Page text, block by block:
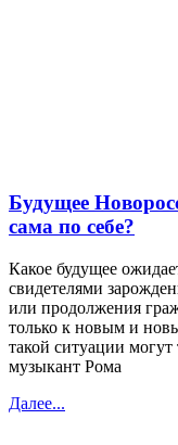
Будущее
сама по себе?
Какое будущее
свидетелями
или продолжения
только к новым и
такой ситуации
музыкант Рома
Далее...